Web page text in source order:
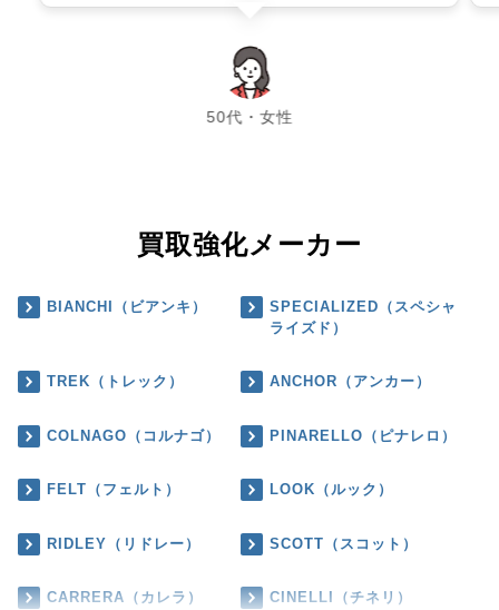
50代・女性
chevron_left chevron_right
買取強化メーカー
BIANCHI（ビアンキ）
SPECIALIZED（スペシャ
ライズド）
TREK（トレック） ANCHOR（アンカー）
COLNAGO（コルナゴ） PINARELLO（ピナレロ）
FELT（フェルト） LOOK（ルック）
RIDLEY（リドレー） SCOTT（スコット）
CARRERA（カレラ） CINELLI（チネリ）